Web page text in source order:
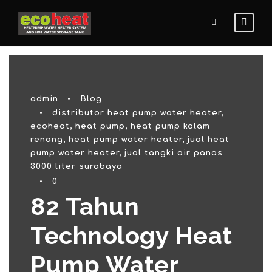
admin •
Blog
•
distributor heat pump water heater,
ecoheat , heat pump , heat pump kolam
renang , heat pump water heater, jual heat
pump water heater, jual tangki air panas
3000 liter surabaya
•
0
82 Tahun
Technology Heat
Pump Water